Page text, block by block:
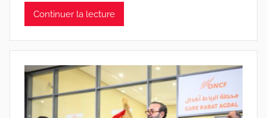
Continuer la lecture